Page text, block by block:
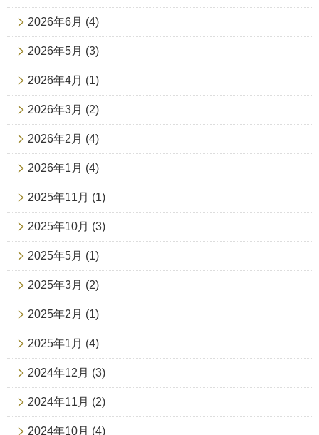
2026年6月 (4)
2026年5月 (3)
2026年4月 (1)
2026年3月 (2)
2026年2月 (4)
2026年1月 (4)
2025年11月 (1)
2025年10月 (3)
2025年5月 (1)
2025年3月 (2)
2025年2月 (1)
2025年1月 (4)
2024年12月 (3)
2024年11月 (2)
2024年10月 (4)